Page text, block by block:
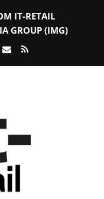
IT-RETAIL
GROUP (IMG)